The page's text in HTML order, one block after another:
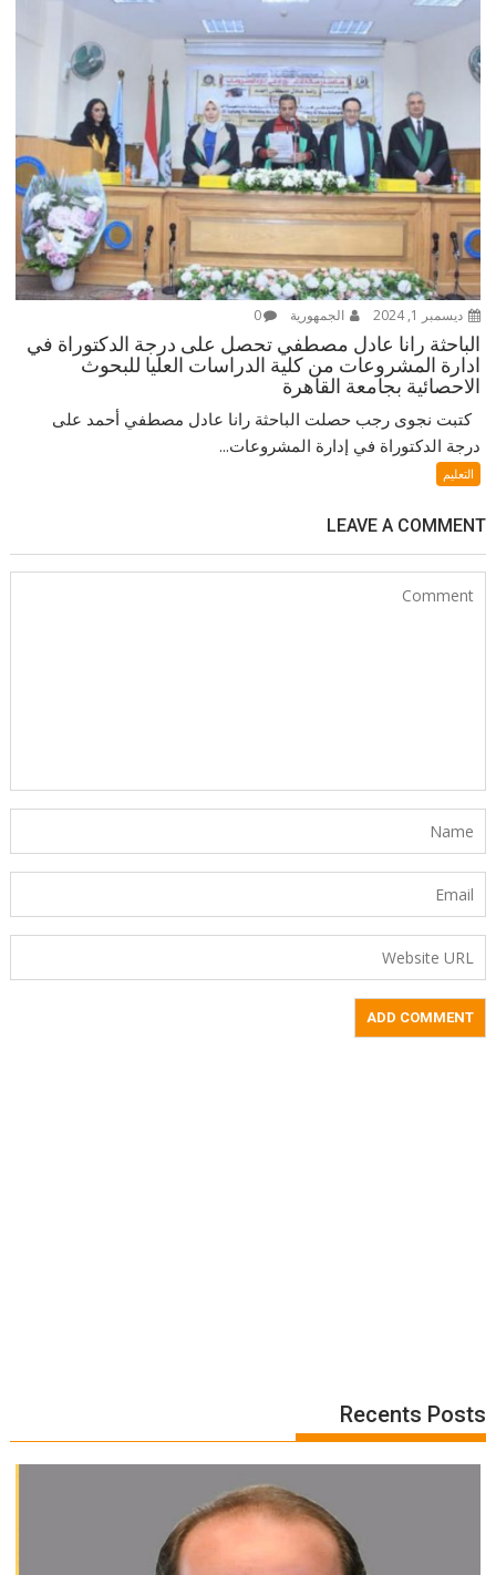
ديسمبر 1, 2024 الجمهورية 0
الباحثة رانا عادل مصطفي تحصل على درجة الدكتوراة في
ادارة المشروعات من كلية الدراسات العليا للبحوث
الاحصائية بجامعة القاهرة
كتبت نجوى رجب حصلت الباحثة رانا عادل مصطفي أحمد على
درجة الدكتوراة في إدارة المشروعات...
التعليم
LEAVE A COMMENT
Recents Posts